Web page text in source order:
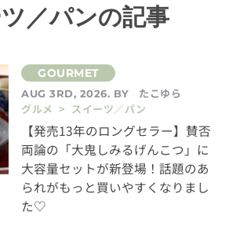
／パンの記事
AUG 3RD, 2026. BY
たこゆら
グルメ > スイーツ／パン
【発売13年のロングセラー】賛否
両論の「大鬼しみるげんこつ」に
大容量セットが新登場！話題のあ
られがもっと買いやすくなりまし
た♡